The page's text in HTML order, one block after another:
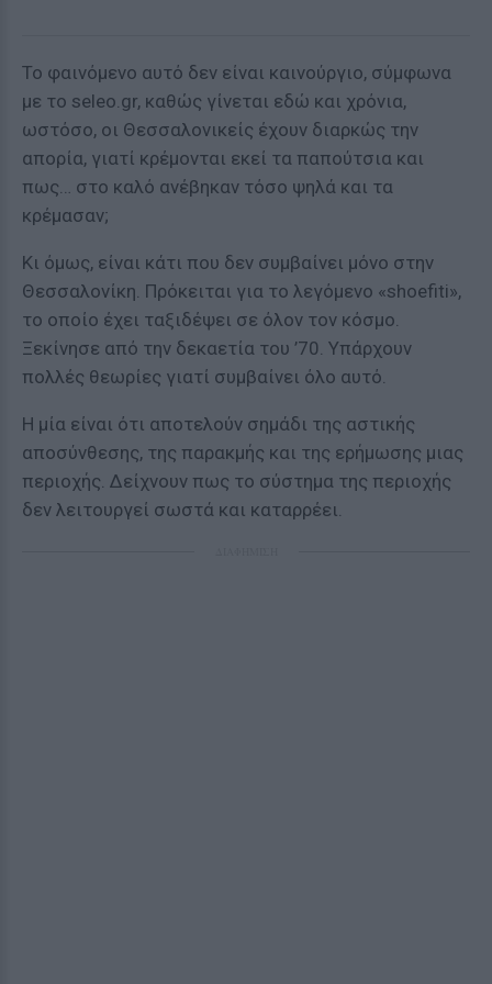
Το φαινόμενο αυτό δεν είναι καινούργιο, σύμφωνα
με το seleo.gr, καθώς γίνεται εδώ και χρόνια,
ωστόσο, οι Θεσσαλονικείς έχουν διαρκώς την
απορία, γιατί κρέμονται εκεί τα παπούτσια και
πως… στο καλό ανέβηκαν τόσο ψηλά και τα
κρέμασαν;
Κι όμως, είναι κάτι που δεν συμβαίνει μόνο στην
Θεσσαλονίκη. Πρόκειται για το λεγόμενο «shoefiti»,
το οποίο έχει ταξιδέψει σε όλον τον κόσμο.
Ξεκίνησε από την δεκαετία του ’70. Υπάρχουν
πολλές θεωρίες γιατί συμβαίνει όλο αυτό.
Η μία είναι ότι αποτελούν σημάδι της αστικής
αποσύνθεσης, της παρακμής και της ερήμωσης μιας
περιοχής. Δείχνουν πως το σύστημα της περιοχής
δεν λειτουργεί σωστά και καταρρέει.